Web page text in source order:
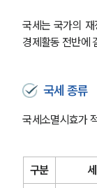
국세는 국가의
경제활동 전반에
국세 종류
국세소멸시효가
구분